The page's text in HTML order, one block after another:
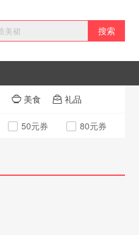
搜索
 美食  礼品
50元券 80元券